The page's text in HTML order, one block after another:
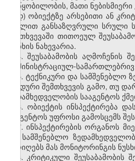
მოწყობილობის, მათი
დ) ობიექტზე არსებითი ან
მუხლით განსაზღვრული სრული
შემთხვევაში თითოეულ
თანხის ნახევარია.
4. შეუსაბამობის აღმოჩენის
ადმინისტრაციულ-სამართლებრივ
5. ტექნიკური და სამშენებლო
უბედური შემთხვევის გამო, თუ
ზედამხედველობის სააგენტოს
6. ობიექტის ინსპექტირება
სააგენტოს უფროსი გამოსცემს
7. ინსპექტირების ორგანოს
და სამშენებლო
ამოიღებს მას მონიტორინგის
8. კრიტიკული შეუსაბამობის